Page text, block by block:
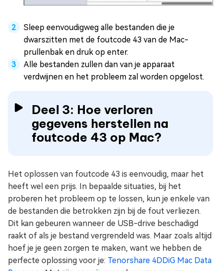
Sleep eenvoudigweg alle bestanden die je
dwarszitten met de foutcode 43 van de Mac-
prullenbak en druk op enter.
Alle bestanden zullen dan van je apparaat
verdwijnen en het probleem zal worden opgelost.
Deel 3: Hoe verloren
gegevens herstellen na
foutcode 43 op Mac?
Het oplossen van foutcode 43 is eenvoudig, maar het
heeft wel een prijs. In bepaalde situaties, bij het
proberen het probleem op te lossen, kun je enkele van
de bestanden die betrokken zijn bij de fout verliezen.
Dit kan gebeuren wanneer de USB-drive beschadigd
raakt of als je bestand vergrendeld was. Maar zoals altijd
hoef je je geen zorgen te maken, want we hebben de
perfecte oplossing voor je: Tenorshare 4DDiG Mac Data